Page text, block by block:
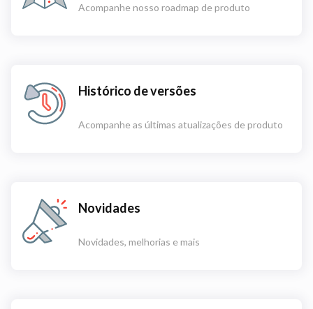
Acompanhe nosso roadmap de produto
Histórico de versões
Acompanhe as últimas atualizações de produto
Novidades
Novidades, melhorias e mais